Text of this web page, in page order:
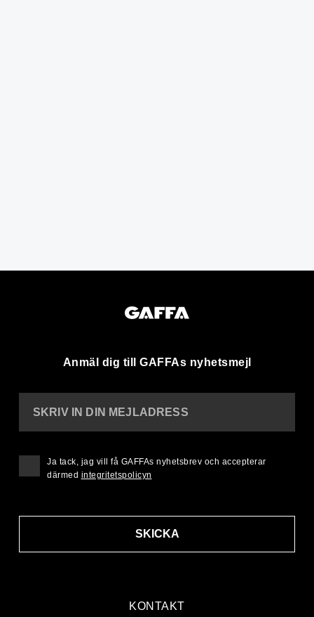
Anmäl dig till GAFFAs nyhetsmejl
KONTAKT
SKRIV IN DIN MEJLADRESS
SKICKA
Ja tack, jag vill få GAFFAs nyhetsbrev och accepterar
därmed integritetspolicyn